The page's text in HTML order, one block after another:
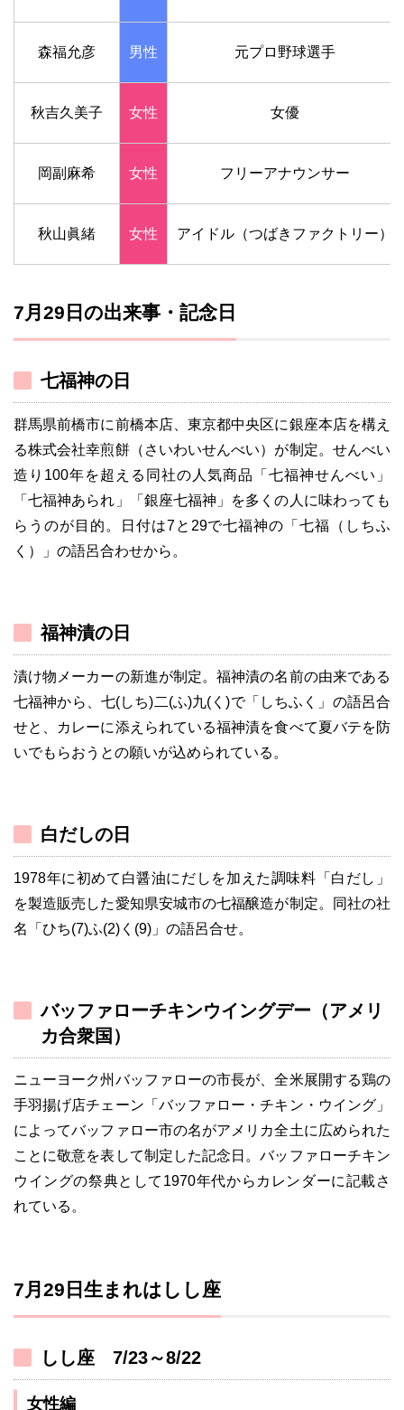
森福允彦 男性 元プロ野球選手
秋吉久美子 女性 女優
岡副麻希 女性 フリーアナウンサー
秋山眞緒 女性 アイドル（つばきファクトリー）
7月29日の出来事・記念日
七福神の日
群馬県前橋市に前橋本店、東京都中央区に銀座本店を構え
る株式会社幸煎餅（さいわいせんべい）が制定。せんべい
造り100年を超える同社の人気商品「七福神せんべい」
「七福神あられ」「銀座七福神」を多くの人に味わっても
らうのが目的。日付は7と29で七福神の「七福（しちふ
く）」の語呂合わせから。
福神漬の日
漬け物メーカーの新進が制定。福神漬の名前の由来である
七福神から、七(しち)二(ふ)九(く)で「しちふく」の語呂合
せと、カレーに添えられている福神漬を食べて夏バテを防
いでもらおうとの願いが込められている。
白だしの日
1978年に初めて白醤油にだしを加えた調味料「白だし」
を製造販売した愛知県安城市の七福醸造が制定。同社の社
名「ひち(7)ふ(2)く(9)」の語呂合せ。
バッファローチキンウイングデー（アメリ
カ合衆国）
ニューヨーク州バッファローの市長が、全米展開する鶏の
手羽揚げ店チェーン「バッファロー・チキン・ウイング」
によってバッファロー市の名がアメリカ全土に広められた
ことに敬意を表して制定した記念日。バッファローチキン
ウイングの祭典として1970年代からカレンダーに記載さ
れている。
7月29日生まれはしし座
しし座 7/23～8/22
女性編